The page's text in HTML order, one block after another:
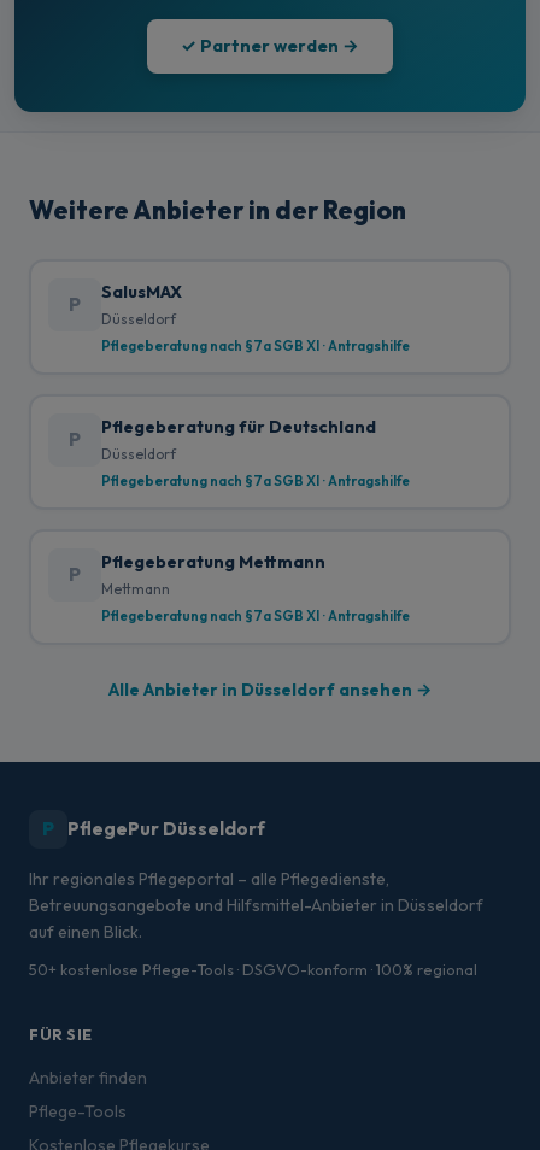
✓ Partner werden →
Weitere Anbieter in der Region
P
SalusMAX
Düsseldorf
Pflegeberatung nach §7a SGB XI · Antragshilfe
P
Pflegeberatung für Deutschland
Düsseldorf
Pflegeberatung nach §7a SGB XI · Antragshilfe
P
Pflegeberatung Mettmann
Mettmann
Pflegeberatung nach §7a SGB XI · Antragshilfe
Alle Anbieter in Düsseldorf ansehen →
P PflegePur Düsseldorf
Ihr regionales Pflegeportal – alle Pflegedienste,
Betreuungsangebote und Hilfsmittel-Anbieter in Düsseldorf
auf einen Blick.
50+ kostenlose Pflege-Tools · DSGVO-konform · 100% regional
FÜR SIE
Anbieter finden
Pflege-Tools
Kostenlose Pflegekurse